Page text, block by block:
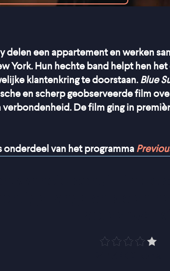
delen een appartement en werken
York. Hun hechte band helpt hen
klantenkring te doorstaan. Blue
en scherp geobserveerde film
verbondenheid. De film ging in
onderdeel van het programma